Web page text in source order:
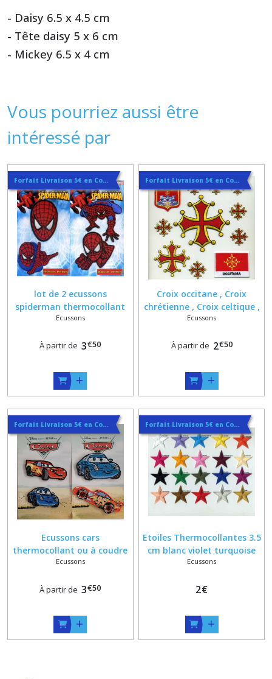
- Daisy 6.5 x 4.5 cm
- Tête daisy 5 x 6 cm
- Mickey 6.5 x 4 cm
Vous pourriez aussi être
intéressé par
Forfait Livraison 5€ en Courrier Suivi ou 7.5 € en Service+ ou 13.5€ en Colissimo
lot de 2 ecussons
spiderman thermocollant
ou a coudre
Ecussons
À partir de 3€50
Forfait Livraison 5€ en Courrier Suivi ou 7.5 € en Service+ ou 13.5€ en Colissimo
Croix occitane , Croix
chrétienne , Croix celtique ,
gothique ou templier ,
Ecussons
À partir de 2€50
Forfait Livraison 5€ en Courrier Suivi ou 7.5 € en Service+ ou 13.5€ en Colissimo
Ecussons cars
thermocollant ou à coudre
pixar
Ecussons
À partir de 3€50
Forfait Livraison 5€ en Courrier Suivi ou 7.5 € en Service+ ou 13.5€ en Colissimo
Etoiles Thermocollantes 3.5
cm blanc violet turquoise
jaune orange rose rouge
bleu rouge
Ecussons
2€